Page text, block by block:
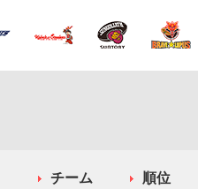
チーム 順位